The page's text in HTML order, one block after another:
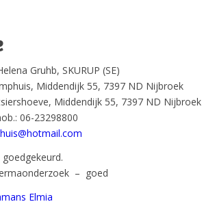
SKURUP (SE)
Middendijk 55, 7397 ND Nijbroek
Middendijk 55, 7397 ND Nijbroek
06-23298800
– goed
Elmia